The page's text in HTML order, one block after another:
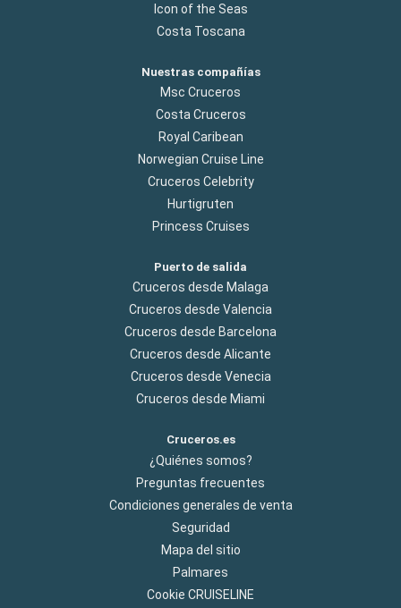
Icon of the Seas
Costa Toscana
Nuestras compañías
Msc Cruceros
Costa Cruceros
Royal Caribean
Norwegian Cruise Line
Cruceros Celebrity
Hurtigruten
Princess Cruises
Puerto de salida
Cruceros desde Malaga
Cruceros desde Valencia
Cruceros desde Barcelona
Cruceros desde Alicante
Cruceros desde Venecia
Cruceros desde Miami
Cruceros.es
¿Quiénes somos?
Preguntas frecuentes
Condiciones generales de venta
Seguridad
Mapa del sitio
Palmares
Cookie CRUISELINE